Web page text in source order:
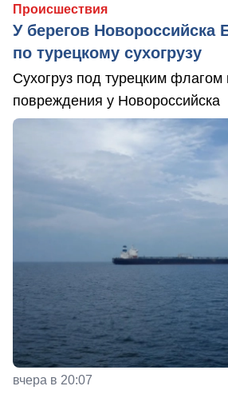
Происшествия
У берегов Новороссийска
по турецкому сухогрузу
Сухогруз под турецким флагом
повреждения у Новороссийска
вчера в 20:07